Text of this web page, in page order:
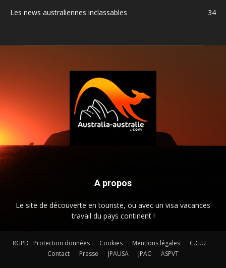
Les news australiennes inclassables
34
A propos
Le site de découverte en touriste, ou avec un visa vacances
travail du pays continent !
RGPD : Protection données Cookies Mentions légales
C.G.U
Contact
Presse JPAUSA JPAC ASPVT